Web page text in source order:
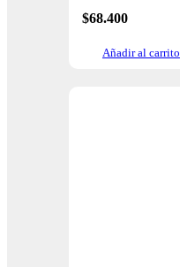
$68.400
Añadir al carrito